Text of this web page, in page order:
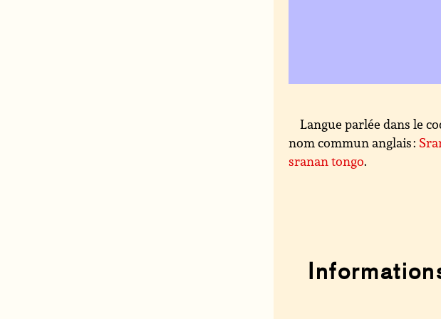
Langue parlée dans le
nom commun anglais :
sranan tongo.